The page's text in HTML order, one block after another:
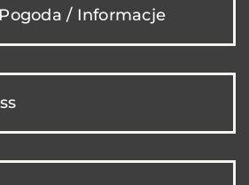
/ Informacje